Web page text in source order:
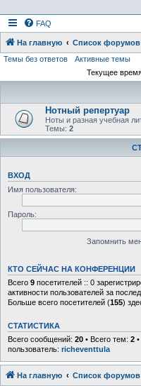
FAQ
На главную Список форумов
Темы без ответов
Активные темы
Текущее
Нотный репертуар
Ноты и разная учебная
Темы: 2
ВХОД
Имя пользователя:
Пароль:
Запомнить
КТО СЕЙЧАС НА КОНФЕРЕНЦИИ
Всего 9 посетителей :: 0
активности пользователей за
Больше всего посетителей (155)
СТАТИСТИКА
Всего сообщений: 20 • Всего тем: 2
пользователь: richeventtula
На главную Список форумов